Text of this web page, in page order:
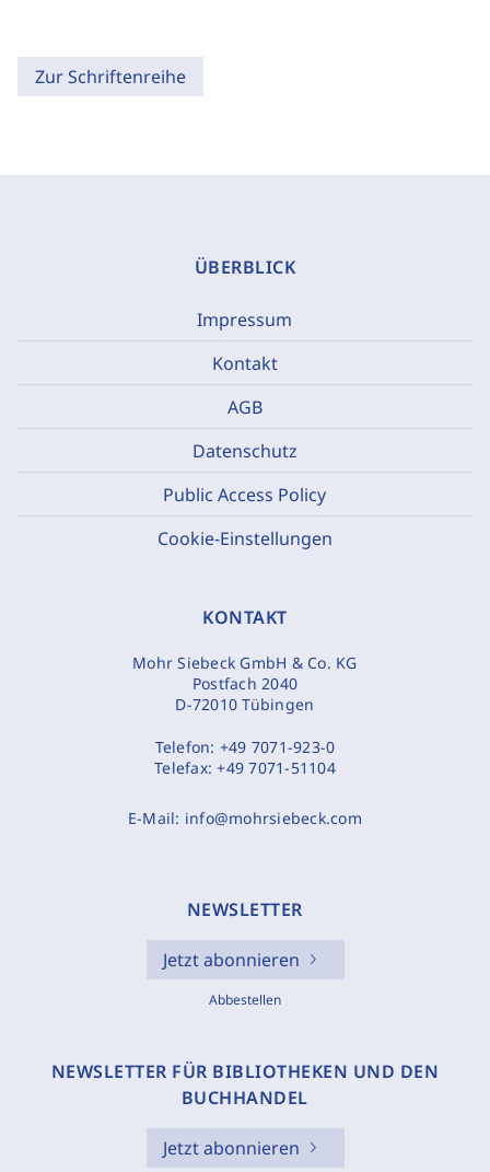
Zur Schriftenreihe
ÜBERBLICK
Impressum
Kontakt
AGB
Datenschutz
Public Access Policy
Cookie-Einstellungen
KONTAKT
Mohr Siebeck GmbH & Co. KG
Postfach 2040
D-72010 Tübingen
Telefon: +49 7071-923-0
Telefax:+49 7071-51104
E-Mail: info@mohrsiebeck.com
NEWSLETTER
Jetzt abonnieren
Abbestellen
NEWSLETTER FÜR BIBLIOTHEKEN UND DEN
BUCHHANDEL
Jetzt abonnieren